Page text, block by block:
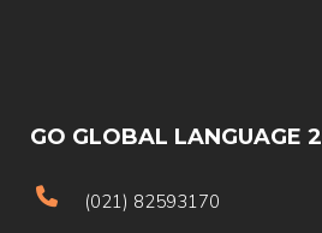
GO GLOBAL LANGUAGE 2
(021) 82593170